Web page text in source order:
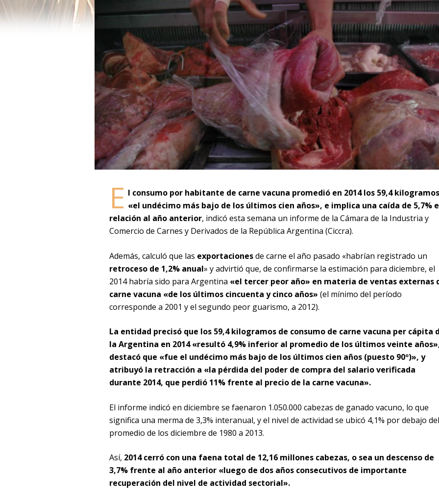
E l consumo por habitante de carne vacuna promedió en 2014 los 59,4
«el undécimo más bajo de los últimos cien años», e implica una caída de 5,7%
relación al año anterior, indicó esta semana un informe de la Cámara de la Industria y
Comercio de Carnes y Derivados de la República Argentina (Ciccra).
Además, calculó que las exportacionesde carne el año pasado «habrían registrado un
retroceso de 1,2% anual» y advirtió que, de confirmarse la estimación para diciembre, el
2014 habría sido para Argentina «el tercer peor año» en materia de ventas externas
carne vacuna «de los últimos cincuenta y cinco años» (el mínimo del período
corresponde a 2001 y el segundo peor guarismo, a 2012).
La entidad precisó que los 59,4 kilogramos de consumo de carne vacuna per cápita
la Argentina en 2014 «resultó 4,9% inferior al promedio de los últimos veinte
destacó que «fue el undécimo más bajo de los últimos cien años (puesto 90º)», y
atribuyó la retracción a «la pérdida del poder de compra del salario verificada
durante 2014, que perdió 11% frente al precio de la carne vacuna».
El informe indicó en diciembre se faenaron 1.050.000 cabezas de ganado vacuno, lo que
significa una merma de 3,3% interanual, y el nivel de actividad se ubicó 4,1% por debajo del
promedio de los diciembre de 1980 a 2013.
Así, 2014 cerró con una faena total de 12,16 millones cabezas, o sea un descenso de
3,7% frente al año anterior «luego de dos años consecutivos de importante
recuperación del nivel de actividad sectorial».